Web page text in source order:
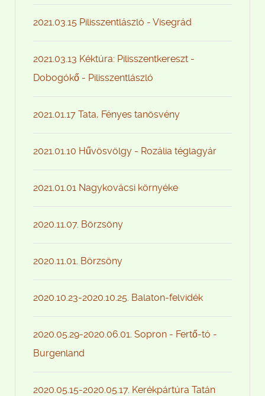
2021.03.15 Pilisszentlászló - Visegrád
2021.03.13 Kéktúra: Pilisszentkereszt -
Dobogókő - Pilisszentlászló
2021.01.17 Tata, Fényes tanösvény
2021.01.10 Hűvösvölgy - Rozália téglagyár
2021.01.01 Nagykovácsi környéke
2020.11.07. Börzsöny
2020.11.01. Börzsöny
2020.10.23-2020.10.25. Balaton-felvidék
2020.05.29-2020.06.01. Sopron - Fertő-tó -
Burgenland
2020.05.15-2020.05.17. Kerékpártúra Tatán